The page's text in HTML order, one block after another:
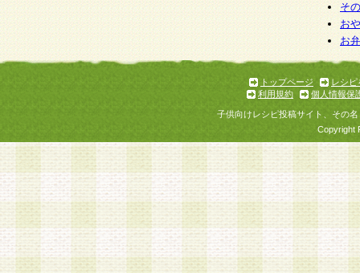
そ
お
お
トップページ
レシピ
利用規約
個人情報保
子供向けレシピ投稿サイト、その
Copyright